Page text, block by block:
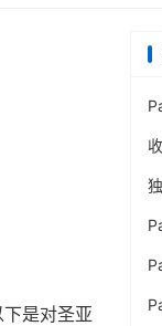
是对圣亚